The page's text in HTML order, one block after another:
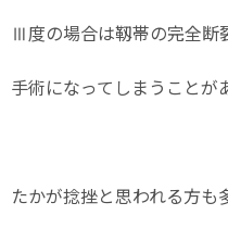
Ⅲ度の場合は靱帯の完全断
手術になってしまうことが
たかが捻挫と思われる方も